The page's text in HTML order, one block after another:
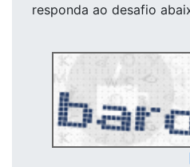
responda ao desafio